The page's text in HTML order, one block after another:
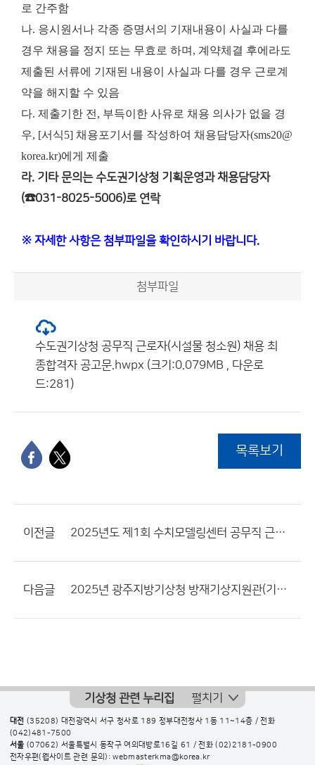
로 간주함
나. 응시원서나 각종 증명서의 기재내용이 사실과 다를
경우 채용을 정지 또는 무효로 하며, 계약체결 후에라도
제출된 서류에 기재된 내용이 사실과 다를 경우 근로계
약을 해지할 수 있음
다. 제출기한 전, 부득이한 사유로 채용 의사가 없을 경
우, [서식5] 채용포기서를 작성하여 채용담당자(sms20@
korea.kr)에게 제출
라. 기타 문의는 수도권기상청 기획운영과 채용담당자
(☎031-8025-5006)로 연락
※ 자세한 사항은 첨부파일을 확인하시기 바랍니다.
첨부파일
수도권기상청 공무직 근로자(시설물 청소원) 채용 최
종합격자 공고문.hwpx (크기:0.079MB , 다운로
드:281)
목록보기
이전글 2025년도 제1회 수치모델링센터 공무직 근로자 채용 서류전형 합격자 및 면접시험 일정 공고
다음글 2025년 광주지방기상청 방재기상지원관(기간제근로자) 서류전형 합격자 및 면접전형 일정 공고
기상청 관련 누리집 펼치기
대전 (35208) 대전광역시 서구 청사로 189 정부대전청사 1동 11~14층 / 전화
(042)481-7500
서울 (07062) 서울특별시 동작구 여의대방로16길 61 / 전화(02)2181-0900
전자우편(웹사이트 관련 문의): webmasterkma@korea.kr